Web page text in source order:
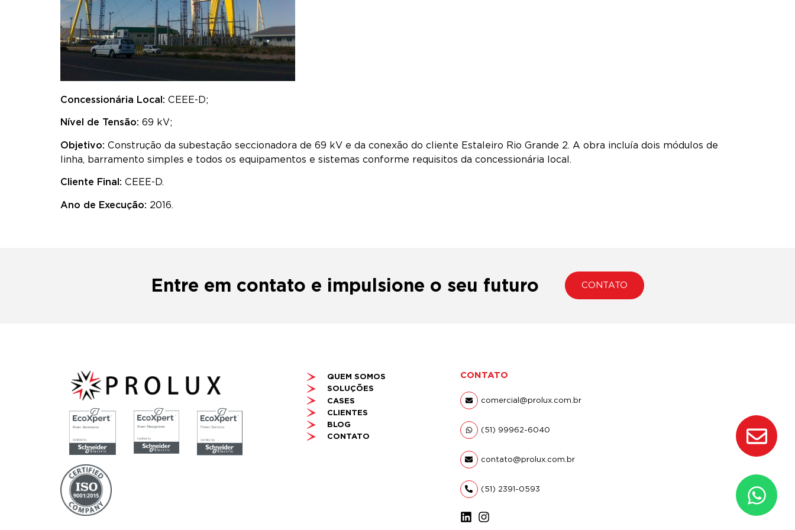
Concessionária Local: CEEE-D;
Nível de Tensão: 69 kV;
Objetivo: Construção da subestação seccionadora de 69 kV e da conexão do cliente Estaleiro Rio Grande 2. A obra incluía dois módulos de
linha, barramento simples e todos os equipamentos e sistemas conforme requisitos da concessionária local.
Cliente Final: CEEE-D.
Ano de Execução: 2016.
Entre em contato e impulsione o seu futuro CONTATO
QUEM SOMOS
SOLUÇÕES
CASES
CLIENTES
BLOG
CONTATO
CONTATO
comercial@prolux.com.br
(51) 99962-6040
contato@prolux.com.br
(51) 2391-0593